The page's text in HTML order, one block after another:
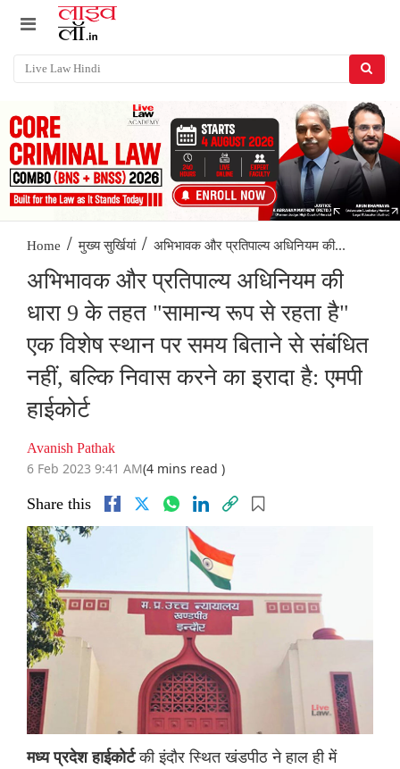
Home / मुख्य सुर्खियां / अभिभावक और प्रतिपाल्य अधिनियम की...
अभिभावक और प्रतिपाल्य अधिनियम की
धारा 9 के तहत "सामान्य रूप से रहता है"
एक विशेष स्थान पर समय बिताने से संबंधित
नहीं, बल्‍कि निवास करने का इरादा है: एमपी
हाईकोर्ट
Avanish Pathak
6 Feb 2023 9:41 AM(4 mins read )
Share this
मध्य प्रदेश हाईकोर्टकी इंदौर स्थित खंडपीठ ने हाल ही में